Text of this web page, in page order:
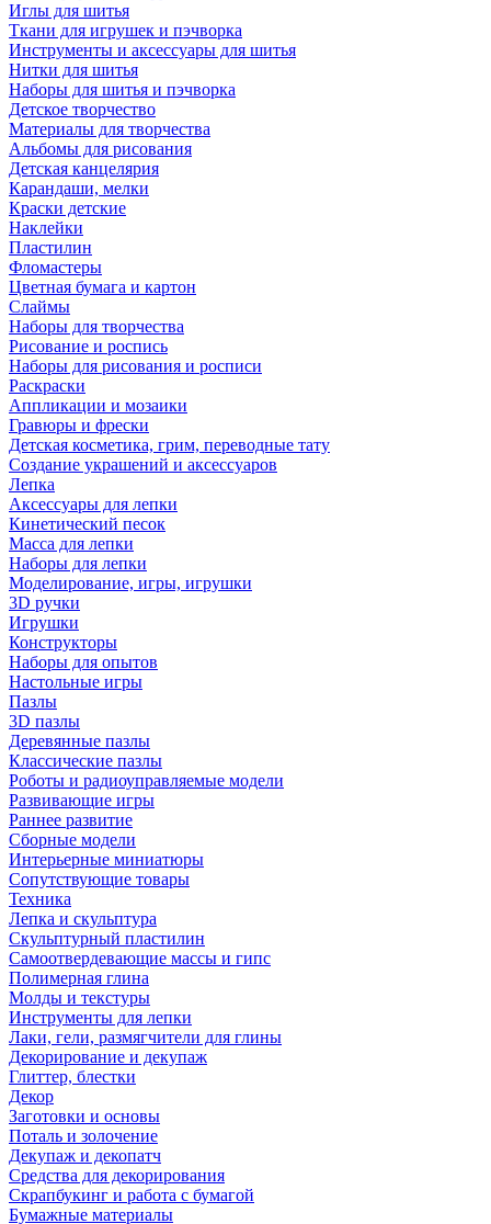
Иглы для шитья
Ткани для игрушек и пэчворка
Инструменты и аксессуары для шитья
Нитки для шитья
Наборы для шитья и пэчворка
Детское творчество
Материалы для творчества
Альбомы для рисования
Детская канцелярия
Карандаши, мелки
Краски детские
Наклейки
Пластилин
Фломастеры
Цветная бумага и картон
Слаймы
Наборы для творчества
Рисование и роспись
Наборы для рисования и росписи
Раскраски
Аппликации и мозаики
Гравюры и фрески
Детская косметика, грим, переводные тату
Создание украшений и аксессуаров
Лепка
Аксессуары для лепки
Кинетический песок
Масса для лепки
Наборы для лепки
Моделирование, игры, игрушки
3D ручки
Игрушки
Конструкторы
Наборы для опытов
Настольные игры
Пазлы
3D пазлы
Деревянные пазлы
Классические пазлы
Роботы и радиоуправляемые модели
Развивающие игры
Раннее развитие
Сборные модели
Интерьерные миниатюры
Сопутствующие товары
Техника
Лепка и скульптура
Скульптурный пластилин
Самоотвердевающие массы и гипс
Полимерная глина
Молды и текстуры
Инструменты для лепки
Лаки, гели, размягчители для глины
Декорирование и декупаж
Глиттер, блестки
Декор
Заготовки и основы
Поталь и золочение
Декупаж и декопатч
Средства для декорирования
Скрапбукинг и работа с бумагой
Бумажные материалы